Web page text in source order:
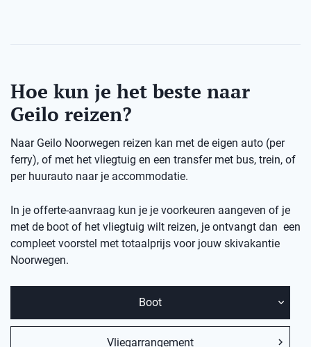
Hoe kun je het beste naar
Geilo reizen?
Naar Geilo Noorwegen reizen kan met de eigen auto (per
ferry), of met het vliegtuig en een transfer met bus, trein, of
per huurauto naar je accommodatie.
In je offerte-aanvraag kun je je voorkeuren aangeven of je
met de boot of het vliegtuig wilt reizen, je ontvangt dan een
compleet voorstel met totaalprijs voor jouw skivakantie
Noorwegen.
Boot
Vliegarrangement